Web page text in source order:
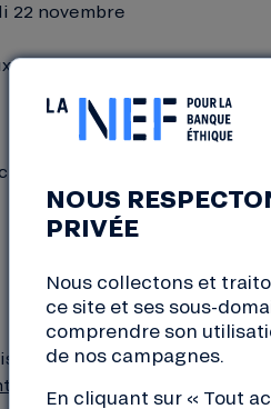
22 novembre
sociétaires dans votre
un.e autre participant.e :
de l’ESS, un mois des
NOUS
PRIVÉE
Nous collectons et
ce site et ses sous-
comprendre son utilisation et mesurer l'attractivité
de nos campagnes.
En cliquant sur « Tout